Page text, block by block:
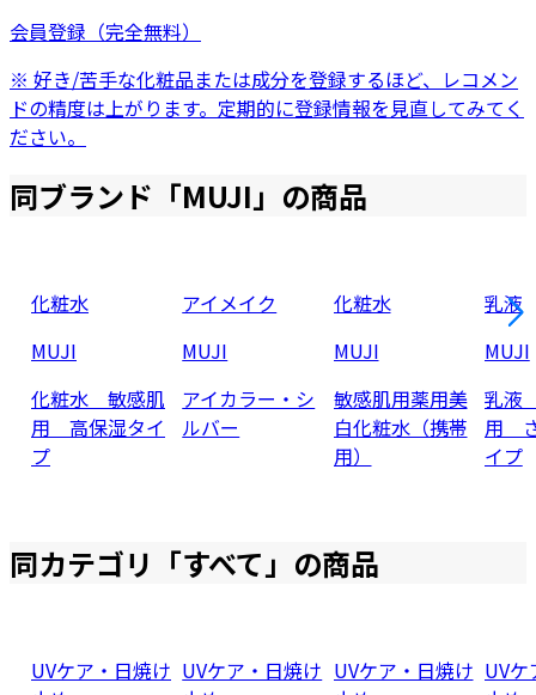
会員登録（完全無料）
※ 好き/苦手な化粧品または成分を登録するほど、レコメン
ドの精度は上がります。定期的に登録情報を見直してみてく
ださい。
同ブランド「MUJI」の商品
化粧水
MUJI
化粧水 敏感肌
用 高保湿タイ
プ
アイメイク
MUJI
アイカラー・シ
ルバー
化粧水
MUJI
敏感肌用薬用美
白化粧水（携帯
用）
乳液
MUJI
乳液
用
イプ
同カテゴリ「すべて」の商品
UVケア・日焼け UVケア・日焼け UVケア・日焼け UV